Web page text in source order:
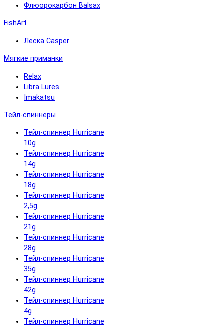
Флюорокарбон Balsax
FishArt
Леска Casper
Мягкие приманки
Relax
Libra Lures
Imakatsu
Тейл-спиннеры
Тейл-спиннер Hurricane
10g
Тейл-спиннер Hurricane
14g
Тейл-спиннер Hurricane
18g
Тейл-спиннер Hurricane
2,5g
Тейл-спиннер Hurricane
21g
Тейл-спиннер Hurricane
28g
Тейл-спиннер Hurricane
35g
Тейл-спиннер Hurricane
42g
Тейл-спиннер Hurricane
4g
Тейл-спиннер Hurricane